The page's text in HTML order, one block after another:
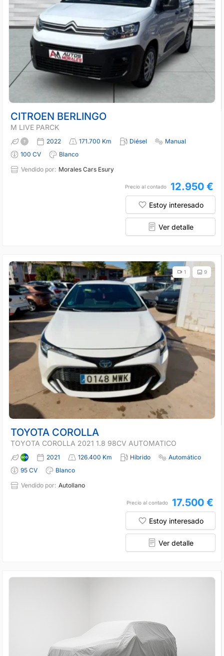
CITROEN BERLINGO
M LIVE PARCK
2022 171.700 Km Diésel
Manual
100 CV
Blanco
Vendido por: Morales Cars Esury
Precio al contado 12.950 €
Estoy interesado
Ver detalle
9
1
TOYOTA COROLLA
TOYOTA COROLLA 2021 1.8 98CV AUTOMATICO
2021 126.400 Km Híbrido
Automático
95 CV
Blanco
Vendido por: Autollano
Precio al contado 17.500 €
Estoy interesado
Ver detalle